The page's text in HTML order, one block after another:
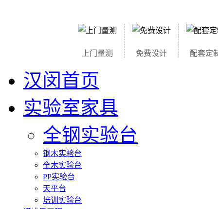
上门量测 免费设计 配套定
汉闵首页
实验室家具
全钢实验台
钢木实验台
全木实验台
PP实验台
天平台
培训实验台